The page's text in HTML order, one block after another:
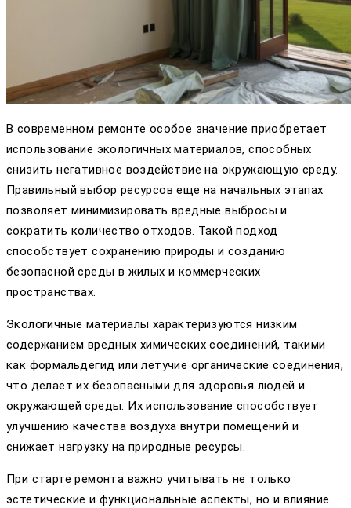
В современном ремонте особое значение приобретает
использование экологичных материалов, способных
снизить негативное воздействие на окружающую среду.
Правильный выбор ресурсов еще на начальных этапах
позволяет минимизировать вредные выбросы и
сократить количество отходов. Такой подход
способствует сохранению природы и созданию
безопасной среды в жилых и коммерческих
пространствах.
Экологичные материалы характеризуются низким
содержанием вредных химических соединений, такими
как формальдегид или летучие органические соединения,
что делает их безопасными для здоровья людей и
окружающей среды. Их использование способствует
улучшению качества воздуха внутри помещений и
снижает нагрузку на природные ресурсы.
При старте ремонта важно учитывать не только
эстетические и функциональные аспекты, но и влияние